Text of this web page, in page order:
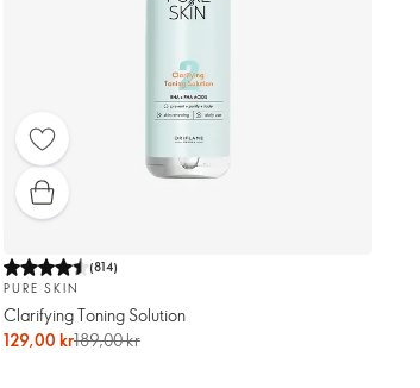
(814)
PURE SKIN
Clarifying Toning Solution
129,00 kr189,00 kr